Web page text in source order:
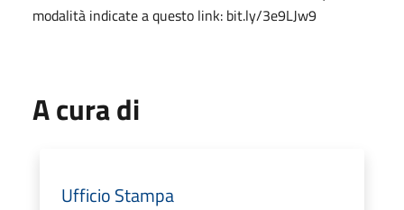
modalità indicate a questo link: bit.ly/3e9LJw9
A cura di
Ufficio Stampa